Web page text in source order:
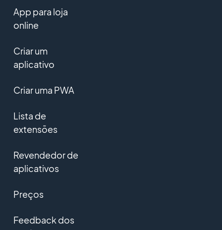
App para loja
online
Criar um
aplicativo
Criar uma PWA
Lista de
extensões
Revendedor de
aplicativos
Preços
Feedback dos